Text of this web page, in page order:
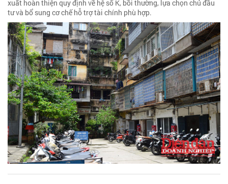
xuất hoàn thiện quy định về hệ số K, bồi thường, lựa chọn chủ đầu
tư và bổ sung cơ chế hỗ trợ tài chính phù hợp.